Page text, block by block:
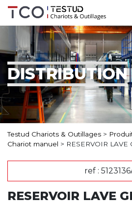
DISTRIBUTION
Testud Chariots & Outillages >
Chariot manuel > RESERVOIR LAVE
RESERVOIR LAVE
ref :